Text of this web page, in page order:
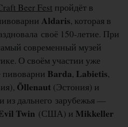
Beer Fest пройдёт в
Aldaris, которая в
своё 150-летие. При
современный музей
О своём участии уже
пивоварни Barda, Labietis,
Õllenaut (Эстония) и
из дальнего зарубежья —
Twin (США) и Mikkeller